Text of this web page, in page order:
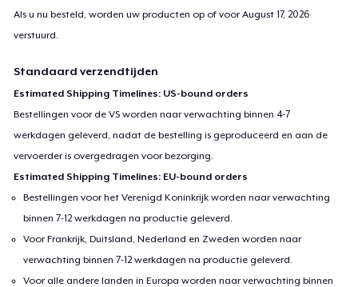
Als u nu besteld, worden uw producten op of voorAugust 17, 2026
verstuurd.
Standaard verzendtijden
Estimated Shipping Timelines: US-bound orders
Bestellingen voor de VS worden naar verwachting binnen 4-7
werkdagen geleverd, nadat de bestelling is geproduceerd en aan de
vervoerder is overgedragen voor bezorging.
Estimated Shipping Timelines: EU-bound orders
Bestellingen voor het Verenigd Koninkrijk worden naar verwachting
binnen 7-12 werkdagen na productie geleverd.
Voor Frankrijk, Duitsland, Nederland en Zweden worden naar
verwachting binnen 7-12 werkdagen na productie geleverd.
Voor alle andere landen in Europa worden naar verwachting binnen